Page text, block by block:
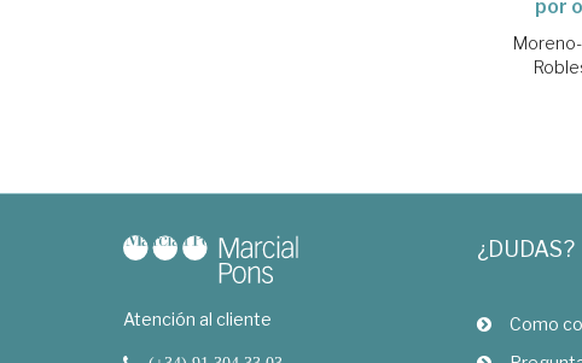
por
Atención al cliente
¿DUDAS?
Como